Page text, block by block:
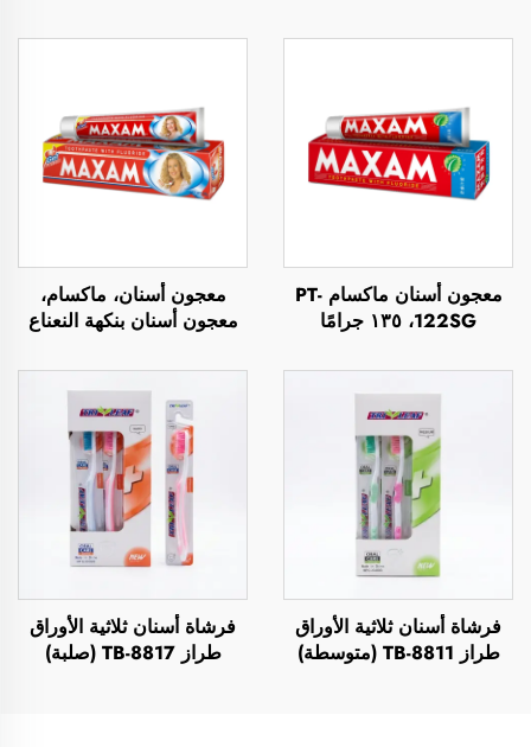
معجون أسنان ماكسام PT-
122SG، ١٣٥ جرامًا
معجون أسنان، ماكسام،
معجون أسنان بنكهة النعناع
فرشاة أسنان ثلاثية الأوراق
طراز TB-8811 (متوسطة)
فرشاة أسنان ثلاثية الأوراق
طراز TB-8817 (صلبة)